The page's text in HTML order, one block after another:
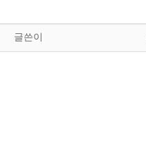
글쓴이